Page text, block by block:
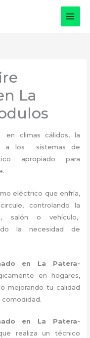
La
en climas cálidos, la
a los sistemas de
apropiado para
eléctrico que enfría,
controlando la
salón o vehículo,
la necesidad de
en La Patera-
en hogares,
mejorando tu calidad
comodidad.
en La Patera-
realiza un técnico